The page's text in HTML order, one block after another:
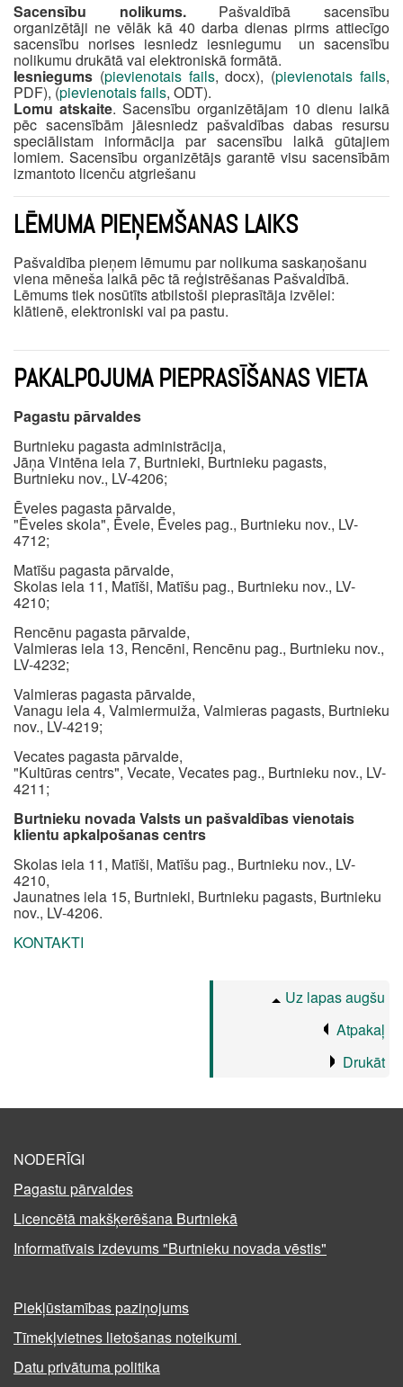
Sacensību nolikums. Pašvaldībā sacensību
organizētāji ne vēlāk kā 40 darba dienas pirms attiecīgo
sacensību norises iesniedz iesniegumu un sacensību
nolikumu drukātā vai elektroniskā formātā.
Iesniegums (pievienotais fails, docx), (pievienotais fails,
PDF), (pievienotais fails, ODT).
Lomu atskaite. Sacensību organizētājam 10 dienu laikā
pēc sacensībām jāiesniedz pašvaldības dabas resursu
speciālistam informācija par sacensību laikā gūtajiem
lomiem. Sacensību organizētājs garantē visu sacensībām
izmantoto licenču atgriešanu
LĒMUMA PIEŅEMŠANAS LAIKS
Pašvaldība pieņem lēmumu par nolikuma saskaņošanu
viena mēneša laikā pēc tā reģistrēšanas Pašvaldībā.
Lēmums tiek nosūtīts atbilstoši pieprasītāja izvēlei:
klātienē, elektroniski vai pa pastu.
PAKALPOJUMA PIEPRASĪŠANAS VIETA
Pagastu pārvaldes
Burtnieku pagasta administrācija,
Jāņa Vintēna iela 7, Burtnieki, Burtnieku pagasts,
Burtnieku nov., LV-4206;
Ēveles pagasta pārvalde,
"Ēveles skola", Ēvele, Ēveles pag., Burtnieku nov., LV-
4712;
Matīšu pagasta pārvalde,
Skolas iela 11, Matīši, Matīšu pag., Burtnieku nov., LV-
4210;
Rencēnu pagasta pārvalde,
Valmieras iela 13, Rencēni, Rencēnu pag., Burtnieku nov.,
LV-4232;
Valmieras pagasta pārvalde,
Vanagu iela 4, Valmiermuiža, Valmieras pagasts, Burtnieku
nov., LV-4219;
Vecates pagasta pārvalde,
"Kultūras centrs", Vecate, Vecates pag., Burtnieku nov., LV-
4211;
Burtnieku novada Valsts un pašvaldības vienotais
klientu apkalpošanas centrs
Skolas iela 11, Matīši, Matīšu pag., Burtnieku nov., LV-
4210,
Jaunatnes iela 15, Burtnieki, Burtnieku pagasts, Burtnieku
nov., LV-4206.
KONTAKTI
Uz lapas augšu
Atpakaļ
Drukāt
NODERĪGI
Pagastu pārvaldes
Licencētā makšķerēšana Burtniekā
Informatīvais izdevums "Burtnieku novada vēstis"
Piekļūstamības paziņojums
Tīmekļvietnes lietošanas noteikumi
Datu privātuma politika